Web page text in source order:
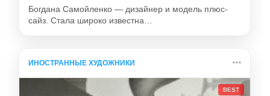
Богдана Самойленко — дизайнер и модель плюс-
сайз. Стала широко известна…
ИНОСТРАННЫЕ ХУДОЖНИКИ
BEST